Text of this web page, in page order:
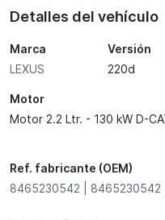
Detalles del vehículo
Marca
LEXUS
Versión
220d
Motor
Motor 2.2 Ltr. - 130 kW D-
Ref. fabricante (OEM)
8465230542 | 8465230542